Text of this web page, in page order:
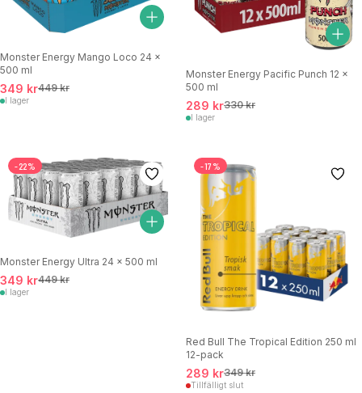
Monster Energy Mango Loco 24 x
500 ml
349 kr449 kr
I lager
Monster Energy Pacific Punch 12 x
500 ml
289 kr330 kr
I lager
-22%
Monster Energy Ultra 24 x 500 ml
349 kr449 kr
I lager
-17%
Red Bull The Tropical Edition 250 ml
12-pack
289 kr349 kr
Tillfälligt slut